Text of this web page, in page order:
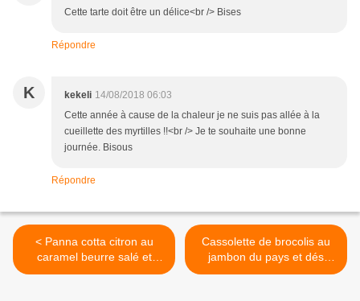
Cette tarte doit être un délice<br /> Bises
Répondre
K kekeli 14/08/2018 06:03
Cette année à cause de la chaleur je ne suis pas allée à la
cueillette des myrtilles !!<br /> Je te souhaite une bonne
journée. Bisous
Répondre
< Panna cotta citron au
caramel beurre salé et
fudges
Cassolette de brocolis au
jambon du pays et dés
d'abondance fruitière >